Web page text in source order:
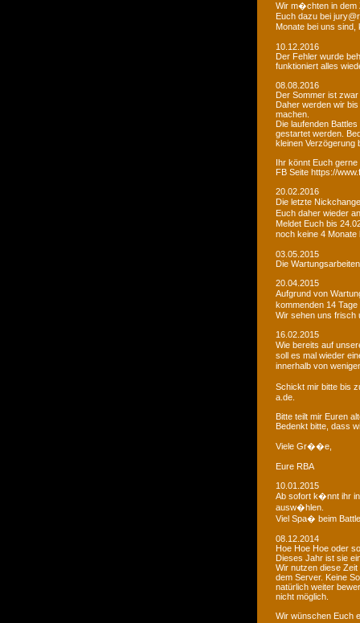
Wir m�chten in dem
Euch dazu bei
Monate bei uns
10.12.2016
Der Fehler wurde
funktioniert alles
08.08.2016
Der Sommer ist
Daher werden wir
machen.
Die laufenden
gestartet werden.
kleinen Verzögerung
Ihr könnt Euch
FB Seite https://
20.02.2016
Die letzte
Euch daher wieder
Meldet Euch bis
noch keine 4
03.05.2015
Die
20.04.2015
Aufgrund von
kommenden 14
Wir sehen uns frisch
16.02.2015
Wie bereits auf
soll es mal wieder
innerhalb von
Schickt mir bitte bis
a.de.
Bitte teilt mir Euren
Bedenkt bitte, dass
Viele Gr��e,
Eure RBA
10.01.2015
Ab sofort k�nnt ihr
ausw�hlen.
Viel Spa� beim
08.12.2014
Hoe Hoe Hoe oder
Dieses Jahr ist sie
Wir nutzen diese
dem Server. Keine
natürlich weiter
nicht möglich.
Wir wünschen Euch